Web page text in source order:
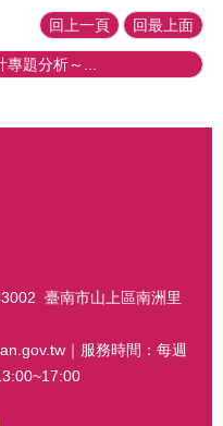
回上一頁 回最上面
專題分析～...
臺南市山上區南洲里
｜服務時間：每週